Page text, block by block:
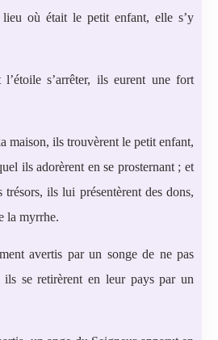
lieu où était le petit enfant, elle s’y
s’arrêter, ils eurent une fort
maison, ils trouvèrent le petit enfant,
ils adorèrent en se prosternant ; et
ils lui présentèrent des dons,
la myrrhe.
avertis par un songe de ne pas
ils se retirèrent en leur pays par un